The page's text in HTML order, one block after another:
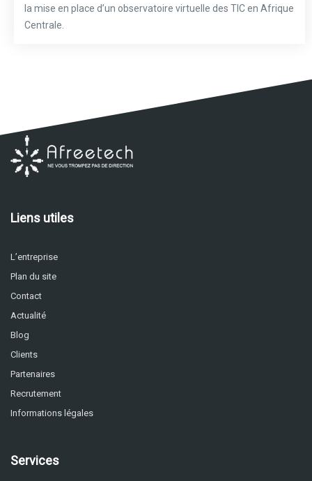
la mise en place d’un observatoire virtuelle des TIC en Afrique
Centrale.
Liens utiles
L’entreprise
Plan du site
Contact
Actualité
Blog
Clients
Partenaires
Recrutement
Informations légales
Services